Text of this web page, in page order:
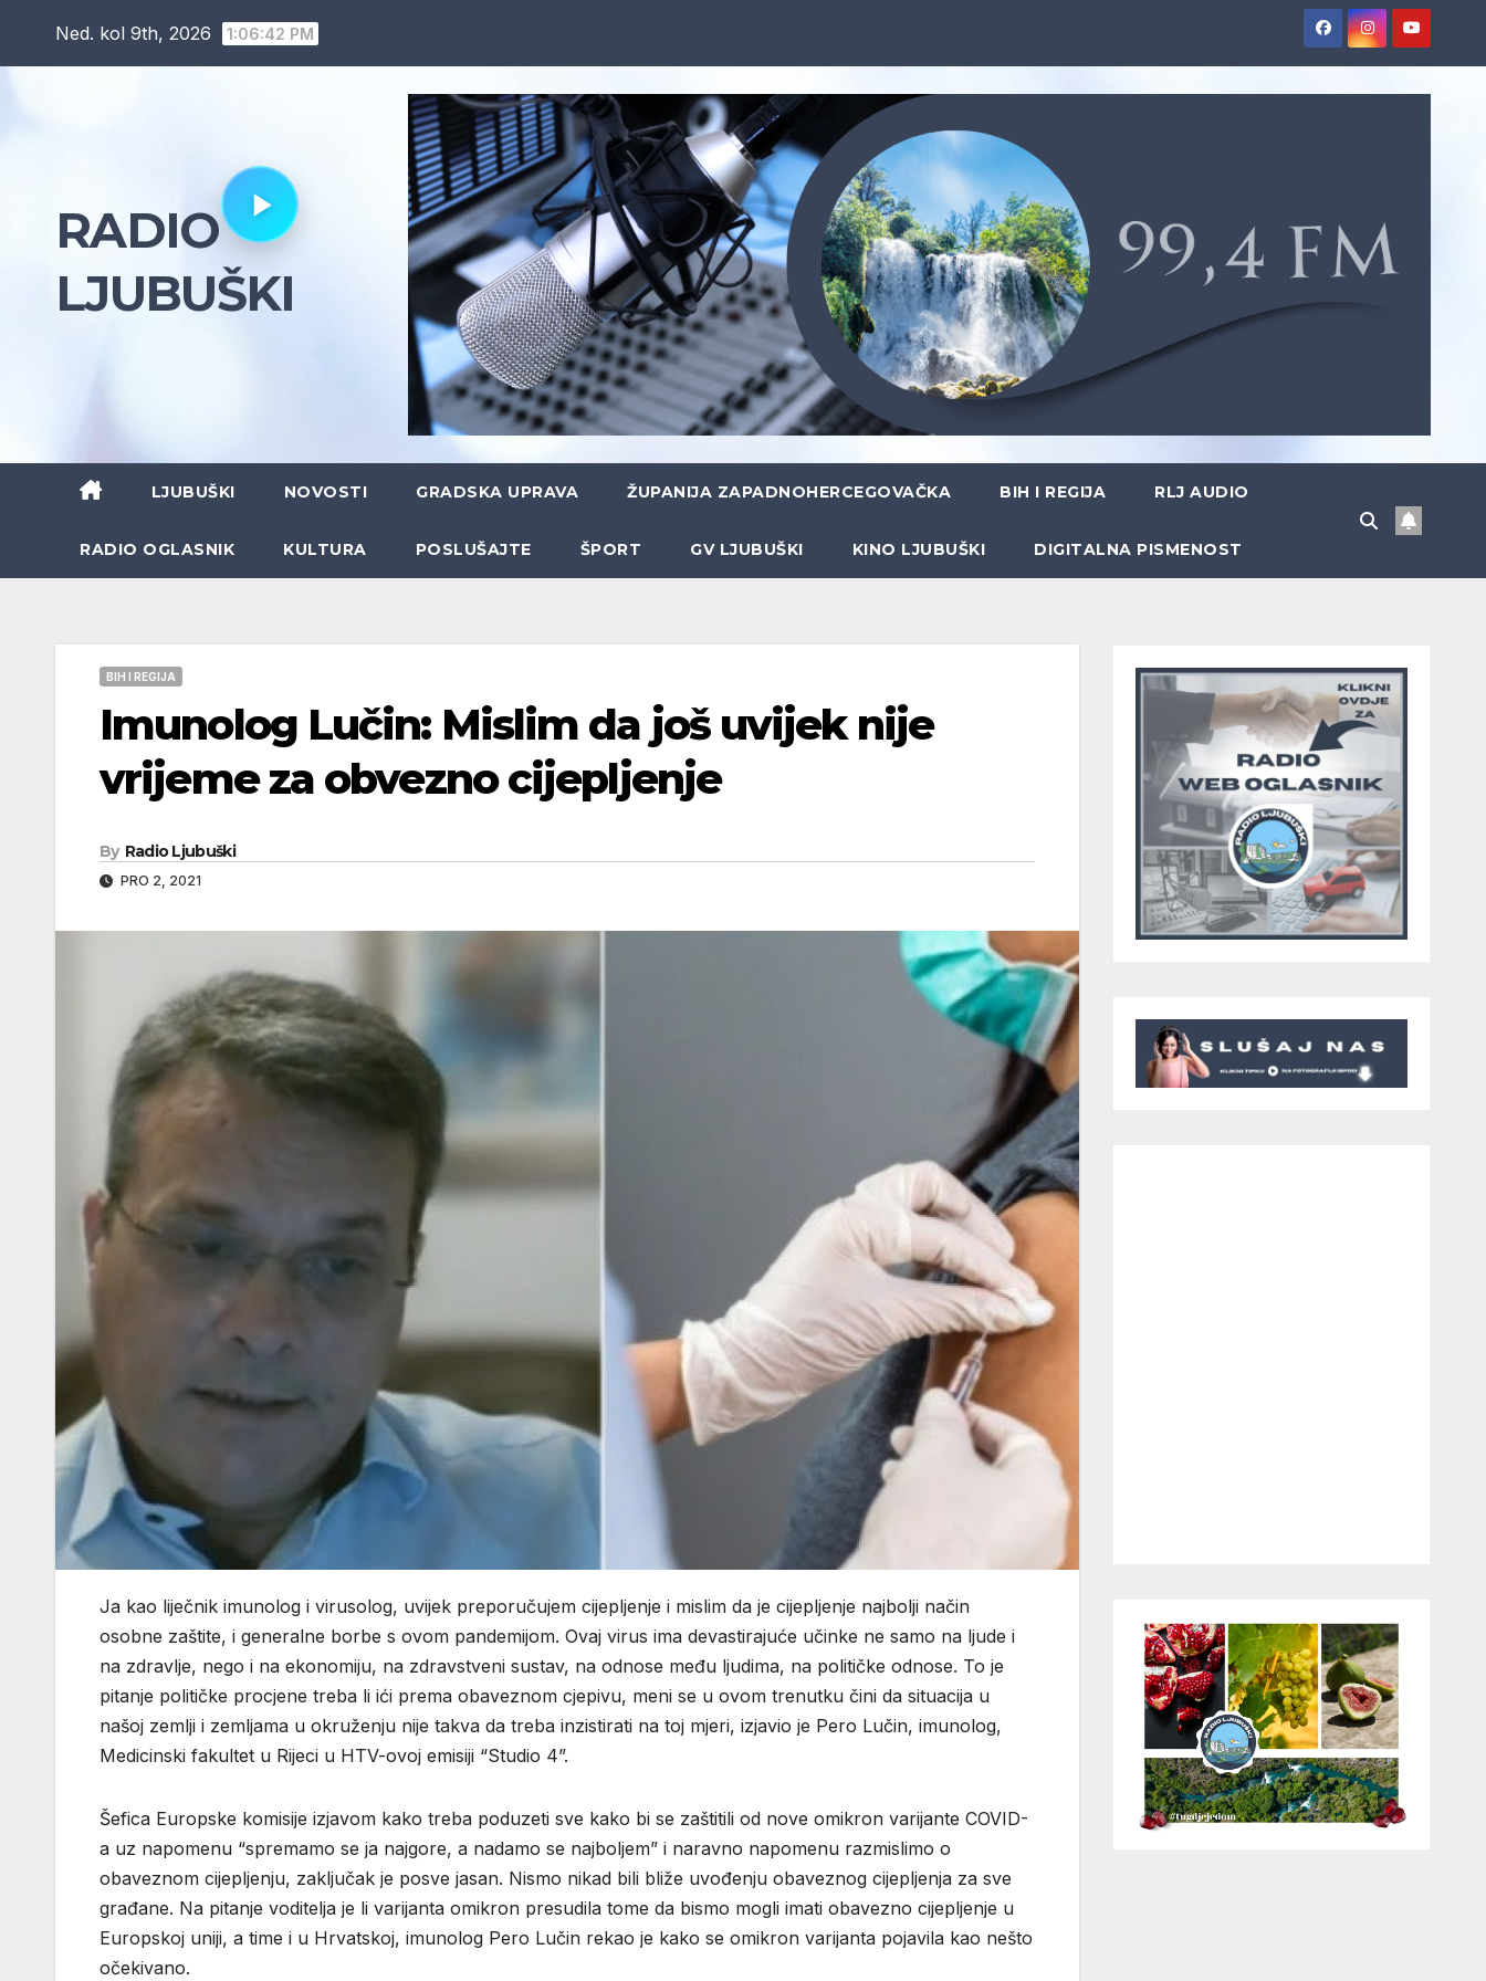
Ned. kol 9th, 2026 1:06:44 PM
RADIO
LJUBUŠKI
LJUBUŠKI NOVOSTI GRADSKA UPRAVA ŽUPANIJA ZAPADNOHERCEGOVAČKA BIH I REGIJA RLJ AUDIO
RADIO OGLASNIK KULTURA POSLUŠAJTE ŠPORT GV LJUBUŠKI KINO LJUBUŠKI DIGITALNA PISMENOST
BIH I REGIJA
Imunolog Lučin: Mislim da još uvijek nije
vrijeme za obvezno cijepljenje
By Radio Ljubuški
PRO 2, 2021
Ja kao liječnik imunolog i virusolog, uvijek preporučujem cijepljenje i mislim da je cijepljenje najbolji način
osobne zaštite, i generalne borbe s ovom pandemijom. Ovaj virus ima devastirajuće učinke ne samo na ljude i
na zdravlje, nego i na ekonomiju, na zdravstveni sustav, na odnose među ljudima, na političke odnose. To je
pitanje političke procjene treba li ići prema obaveznom cjepivu, meni se u ovom trenutku čini da situacija u
našoj zemlji i zemljama u okruženju nije takva da treba inzistirati na toj mjeri, izjavio je Pero Lučin, imunolog,
Medicinski fakultet u Rijeci u HTV-ovoj emisiji “Studio 4”.
Šefica Europske komisije izjavom kako treba poduzeti sve kako bi se zaštitili od nove omikron varijante COVID-
a uz napomenu “spremamo se ja najgore, a nadamo se najboljem” i naravno napomenu razmislimo o
obaveznom cijepljenju, zaključak je posve jasan. Nismo nikad bili bliže uvođenju obaveznog cijepljenja za sve
građane. Na pitanje voditelja je li varijanta omikron presudila tome da bismo mogli imati obavezno cijepljenje u
Europskoj uniji, a time i u Hrvatskoj, imunolog Pero Lučin rekao je kako se omikron varijanta pojavila kao nešto
očekivano.